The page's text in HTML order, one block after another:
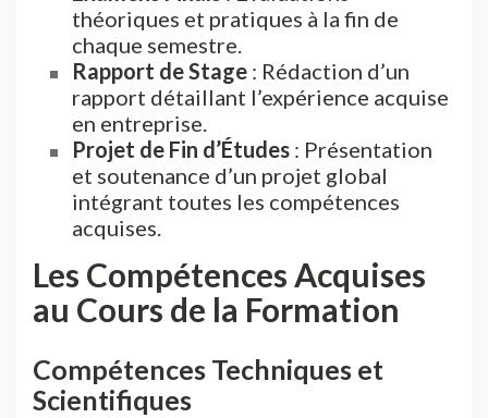
théoriques et pratiques à la fin de
chaque semestre.
Rapport de Stage : Rédaction d’un
rapport détaillant l’expérience acquise
en entreprise.
Projet de Fin d’Études : Présentation
et soutenance d’un projet global
intégrant toutes les compétences
acquises.
Les Compétences Acquises
au Cours de la Formation
Compétences Techniques et
Scientifiques